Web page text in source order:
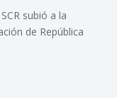
subió a la
de República